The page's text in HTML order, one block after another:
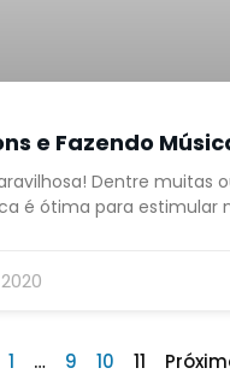
e Fazendo
Dentre muitas
é ótima para estimular
1 … 9 10 11